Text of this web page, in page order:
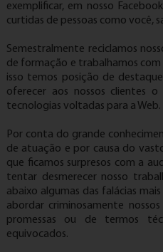
exemplificar, em nosso
curtidas de pessoas como você,
Semestralmente reciclamos
de formação e trabalhamos
isso temos posição de
oferecer aos nossos clientes
tecnologias voltadas para a Web.
Por conta do grande
de atuação e por causa do
que ficamos surpresos com a
tentar desmerecer nosso
abaixo algumas das falácias
abordar criminosamente
promessas ou de termos
equivocados.